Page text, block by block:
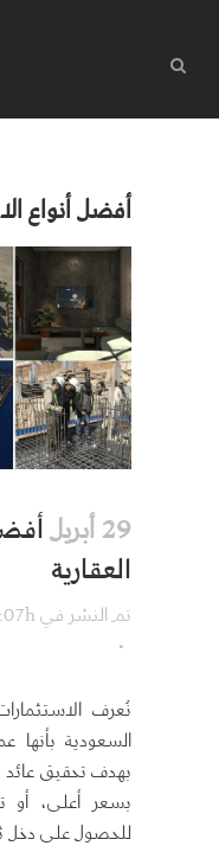
أفضل أنواع
29 أبريل
العقارية
تم النشر في 21:07h
نُعرف
السعودية بأنها
بهدف تحقيق عائد
بسعر أعلى، أو
للحصول على دخل